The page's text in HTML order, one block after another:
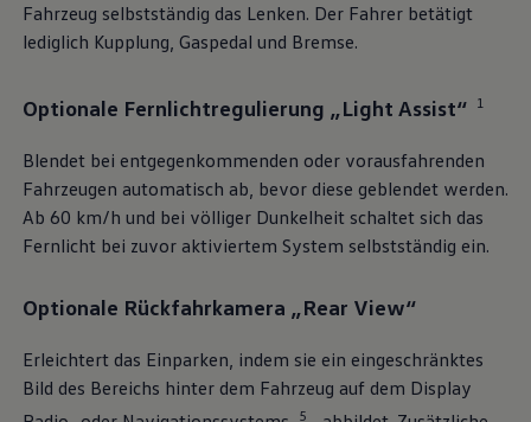
Fahrzeug selbstständig das Lenken. Der Fahrer betätigt
lediglich Kupplung, Gaspedal und Bremse.
Optionale Fernlichtregulierung „Light Assist“ 1
Blendet bei entgegenkommenden oder vorausfahrenden
Fahrzeugen automatisch ab, bevor diese geblendet werden.
Ab 60 km/h und bei völliger Dunkelheit schaltet sich das
Fernlicht bei zuvor aktiviertem System selbstständig ein.
Optionale Rückfahrkamera „Rear View“
Erleichtert das Einparken, indem sie ein eingeschränktes
Bild des Bereichs hinter dem Fahrzeug auf dem Display
5